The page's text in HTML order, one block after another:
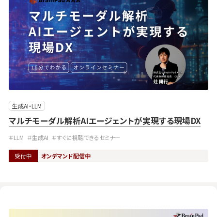
生成AI・LLM
マルチモーダル解析AIエージェントが実現する現場DX
＃LLM ＃生成AI ＃すぐに視聴できるセミナー
受付中 オンデマンド配信中